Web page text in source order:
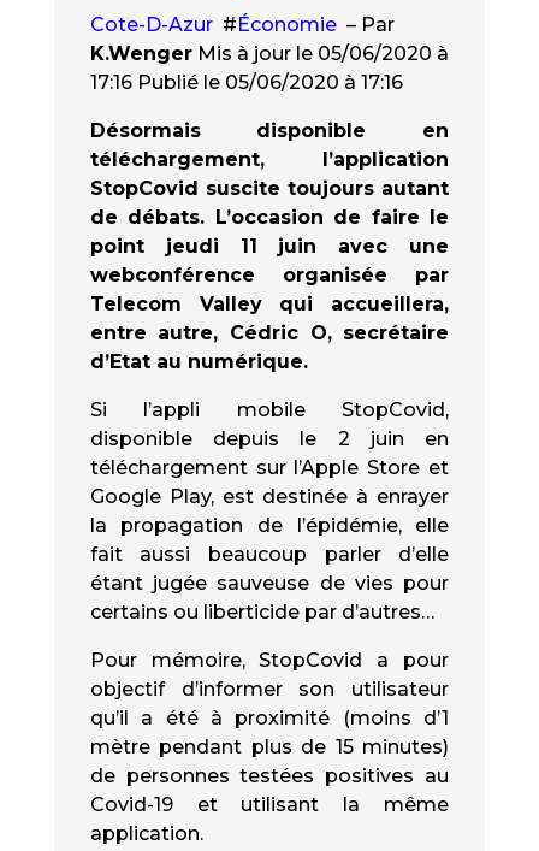
Cote-D-Azur #Économie – Par
K.Wenger Mis à jour le 05/06/2020 à
17:16 Publié le 05/06/2020 à 17:16
Désormais disponible en
téléchargement, l’application
StopCovid suscite toujours autant
de débats. L’occasion de faire le
point jeudi 11 juin avec une
webconférence organisée par
Telecom Valley qui accueillera,
entre autre, Cédric O, secrétaire
d’Etat au numérique.
Si l’appli mobile StopCovid,
disponible depuis le 2 juin en
téléchargement sur l’Apple Store et
Google Play, est destinée à enrayer
la propagation de l’épidémie, elle
fait aussi beaucoup parler d’elle
étant jugée sauveuse de vies pour
certains ou liberticide par d’autres…
Pour mémoire, StopCovid a pour
objectif d’informer son utilisateur
qu’il a été à proximité (moins d’1
mètre pendant plus de 15 minutes)
de personnes testées positives au
Covid-19 et utilisant la même
application.